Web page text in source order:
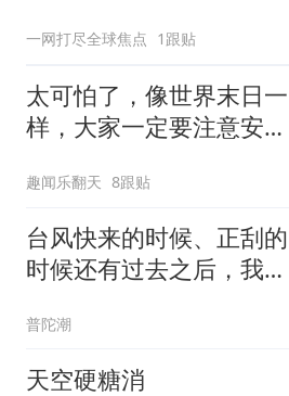
一网打尽全球焦点 1跟贴
太可怕了，像世界末日一
样，大家一定要注意安
趣闻乐翻天 8跟贴
台风快来的时候、正刮的
时候还有过去之后，我们
普陀潮
天空硬糖消